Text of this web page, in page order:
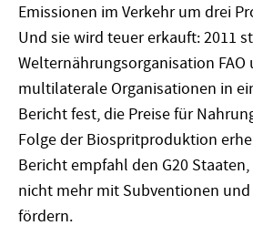
Emissionen im Verkehr um drei
Und sie wird teuer erkauft: 2011
Welternährungsorganisation FAO
multilaterale Organisationen in
Bericht fest, die Preise für
Folge der Biospritproduktion
Bericht empfahl den G20
nicht mehr mit Subventionen und
fördern.